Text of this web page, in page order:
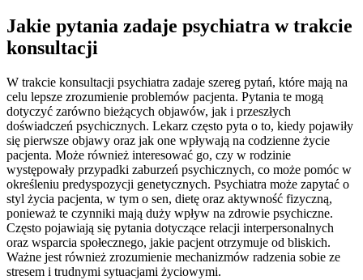
Jakie pytania zadaje psychiatra w trakcie
konsultacji
W trakcie konsultacji psychiatra zadaje szereg pytań, które mają na
celu lepsze zrozumienie problemów pacjenta. Pytania te mogą
dotyczyć zarówno bieżących objawów, jak i przeszłych
doświadczeń psychicznych. Lekarz często pyta o to, kiedy pojawiły
się pierwsze objawy oraz jak one wpływają na codzienne życie
pacjenta. Może również interesować go, czy w rodzinie
występowały przypadki zaburzeń psychicznych, co może pomóc w
określeniu predyspozycji genetycznych. Psychiatra może zapytać o
styl życia pacjenta, w tym o sen, dietę oraz aktywność fizyczną,
ponieważ te czynniki mają duży wpływ na zdrowie psychiczne.
Często pojawiają się pytania dotyczące relacji interpersonalnych
oraz wsparcia społecznego, jakie pacjent otrzymuje od bliskich.
Ważne jest również zrozumienie mechanizmów radzenia sobie ze
stresem i trudnymi sytuacjami życiowymi.